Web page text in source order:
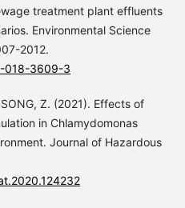
treatment plant effluents
Environmental Science
2012.
018-3609-3
Z. (2021). Effects of
in Chlamydomonas
Journal of Hazardous